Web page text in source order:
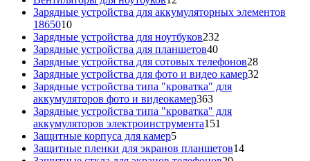
товаров
Зарядные устройства для аккумуляторных элементов
186501010
товаров
Зарядные устройства для ноутбуков232
Зарядные устройства для планшетов4040
товаров
Зарядные устройства для сотовых телефонов2828
товаров
Зарядные устройства для фото и видео камер32
Зарядные устройства типа "кроватка" для
аккумуляторов фото и видеокамер363363
товара
Зарядные устройства типа "кроватка" для
аккумуляторов электроинструмента151
Защитные корпуса для камер55
товаров
Защитные пленки для экранов планшетов1414